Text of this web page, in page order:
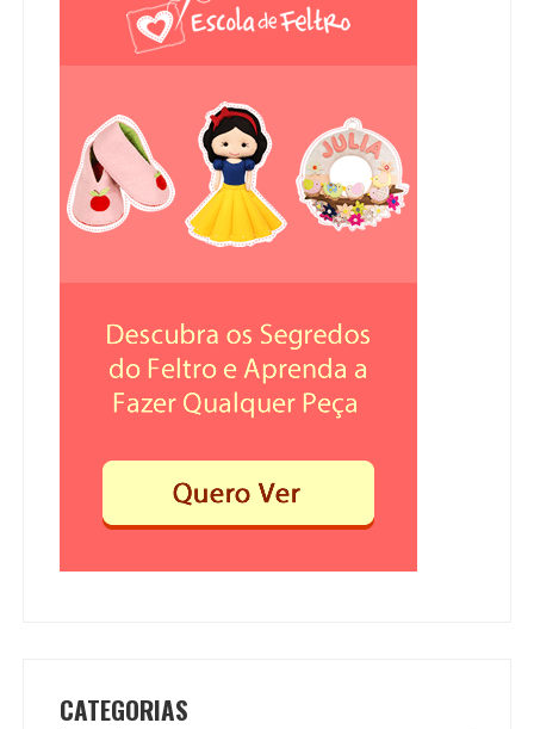
CATEGORIAS